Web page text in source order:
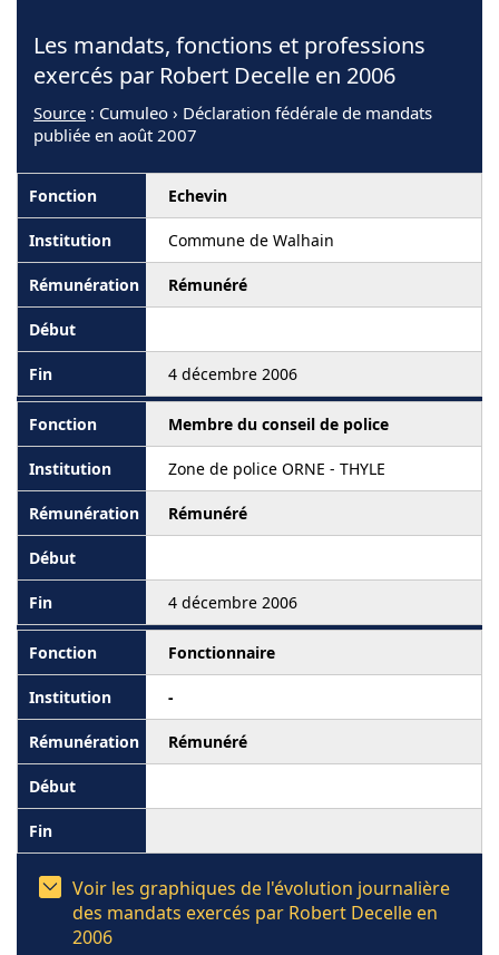
Les mandats, fonctions et professions
exercés par Robert Decelle en 2006
Source : Cumuleo › Déclaration fédérale de mandats
publiée en août 2007
Echevin
Commune de Walhain
Rémunéré
4 décembre 2006
Membre du conseil de police
Zone de police ORNE - THYLE
Rémunéré
4 décembre 2006
Fonctionnaire
-
Rémunéré
Voir les graphiques de l'évolution journalière
des mandats exercés par Robert Decelle en
2006